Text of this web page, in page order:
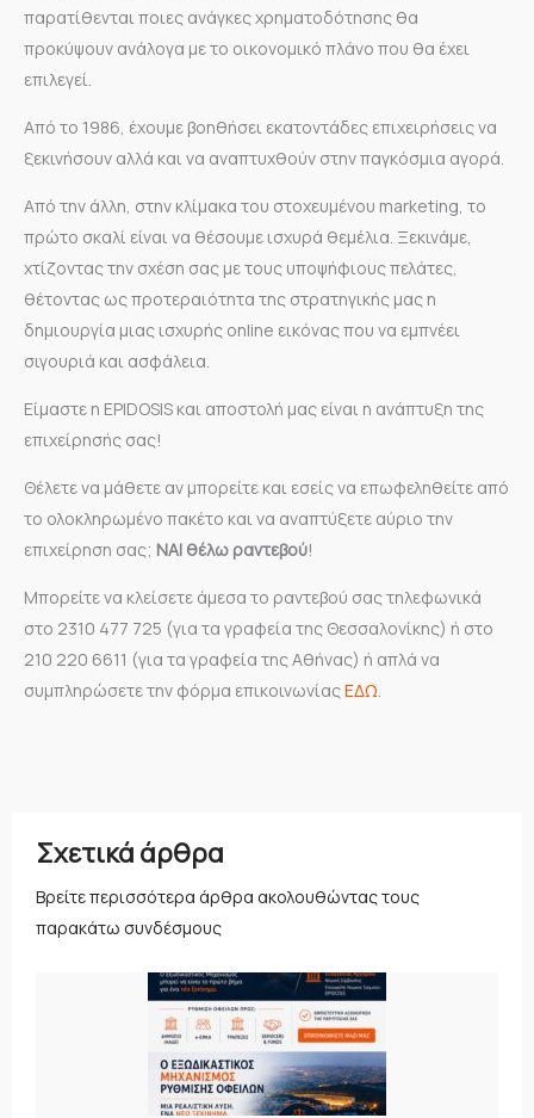
παρατίθενται ποιες ανάγκες χρηματοδότησης θα
προκύψουν ανάλογα με το οικονομικό πλάνο που θα έχει
επιλεγεί.
Από το 1986, έχουμε βοηθήσει εκατοντάδες επιχειρήσεις να
ξεκινήσουν αλλά και να αναπτυχθούν στην παγκόσμια αγορά.
Από την άλλη, στην κλίμακα του στοχευμένου marketing, το
πρώτο σκαλί είναι να θέσουμε ισχυρά θεμέλια. Ξεκινάμε,
χτίζοντας την σχέση σας με τους υποψήφιους πελάτες,
θέτοντας ως προτεραιότητα της στρατηγικής μας η
δημιουργία μιας ισχυρής online εικόνας που να εμπνέει
σιγουριά και ασφάλεια.
Είμαστε η EPIDOSIS και αποστολή μας είναι η ανάπτυξη της
επιχείρησής σας!
Θέλετε να μάθετε αν μπορείτε και εσείς να επωφεληθείτε από
το ολοκληρωμένο πακέτο και να αναπτύξετε αύριο την
επιχείρηση σας; ΝΑΙ θέλω ραντεβού!
Μπορείτε να κλείσετε άμεσα το ραντεβού σας τηλεφωνικά
στο 2310 477 725 (για τα γραφεία της Θεσσαλονίκης) ή στο
210 220 6611 (για τα γραφεία της Αθήνας) ή απλά να
συμπληρώσετε την φόρμα επικοινωνίαςΕΔΩ.
Σχετικά άρθρα
Βρείτε περισσότερα άρθρα ακολουθώντας τους
παρακάτω συνδέσμους